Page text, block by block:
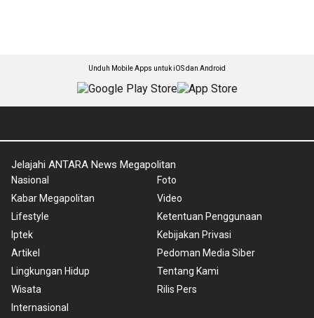
Unduh Mobile Apps untuk iOS dan Android
Jelajahi ANTARA News Megapolitan
Nasional
Kabar Megapolitan
Lifestyle
Iptek
Artikel
Lingkungan Hidup
Wisata
Internasional
Foto
Video
Ketentuan Penggunaan
Kebijakan Privasi
Pedoman Media Siber
Tentang Kami
Rilis Pers